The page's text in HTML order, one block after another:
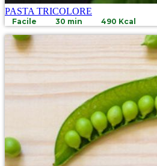
PASTA TRICOLORE
Facile 30 min 490 Kcal